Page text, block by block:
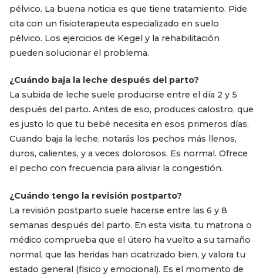
pélvico. La buena noticia es que tiene tratamiento. Pide
cita con un fisioterapeuta especializado en suelo
pélvico. Los ejercicios de Kegel y la rehabilitación
pueden solucionar el problema.
¿Cuándo baja la leche después del parto?
La subida de leche suele producirse entre el día 2 y 5
después del parto. Antes de eso, produces calostro, que
es justo lo que tu bebé necesita en esos primeros días.
Cuando baja la leche, notarás los pechos más llenos,
duros, calientes, y a veces dolorosos. Es normal. Ofrece
el pecho con frecuencia para aliviar la congestión.
¿Cuándo tengo la revisión postparto?
La revisión postparto suele hacerse entre las 6 y 8
semanas después del parto. En esta visita, tu matrona o
médico comprueba que el útero ha vuelto a su tamaño
normal, que las heridas han cicatrizado bien, y valora tu
estado general (físico y emocional). Es el momento de